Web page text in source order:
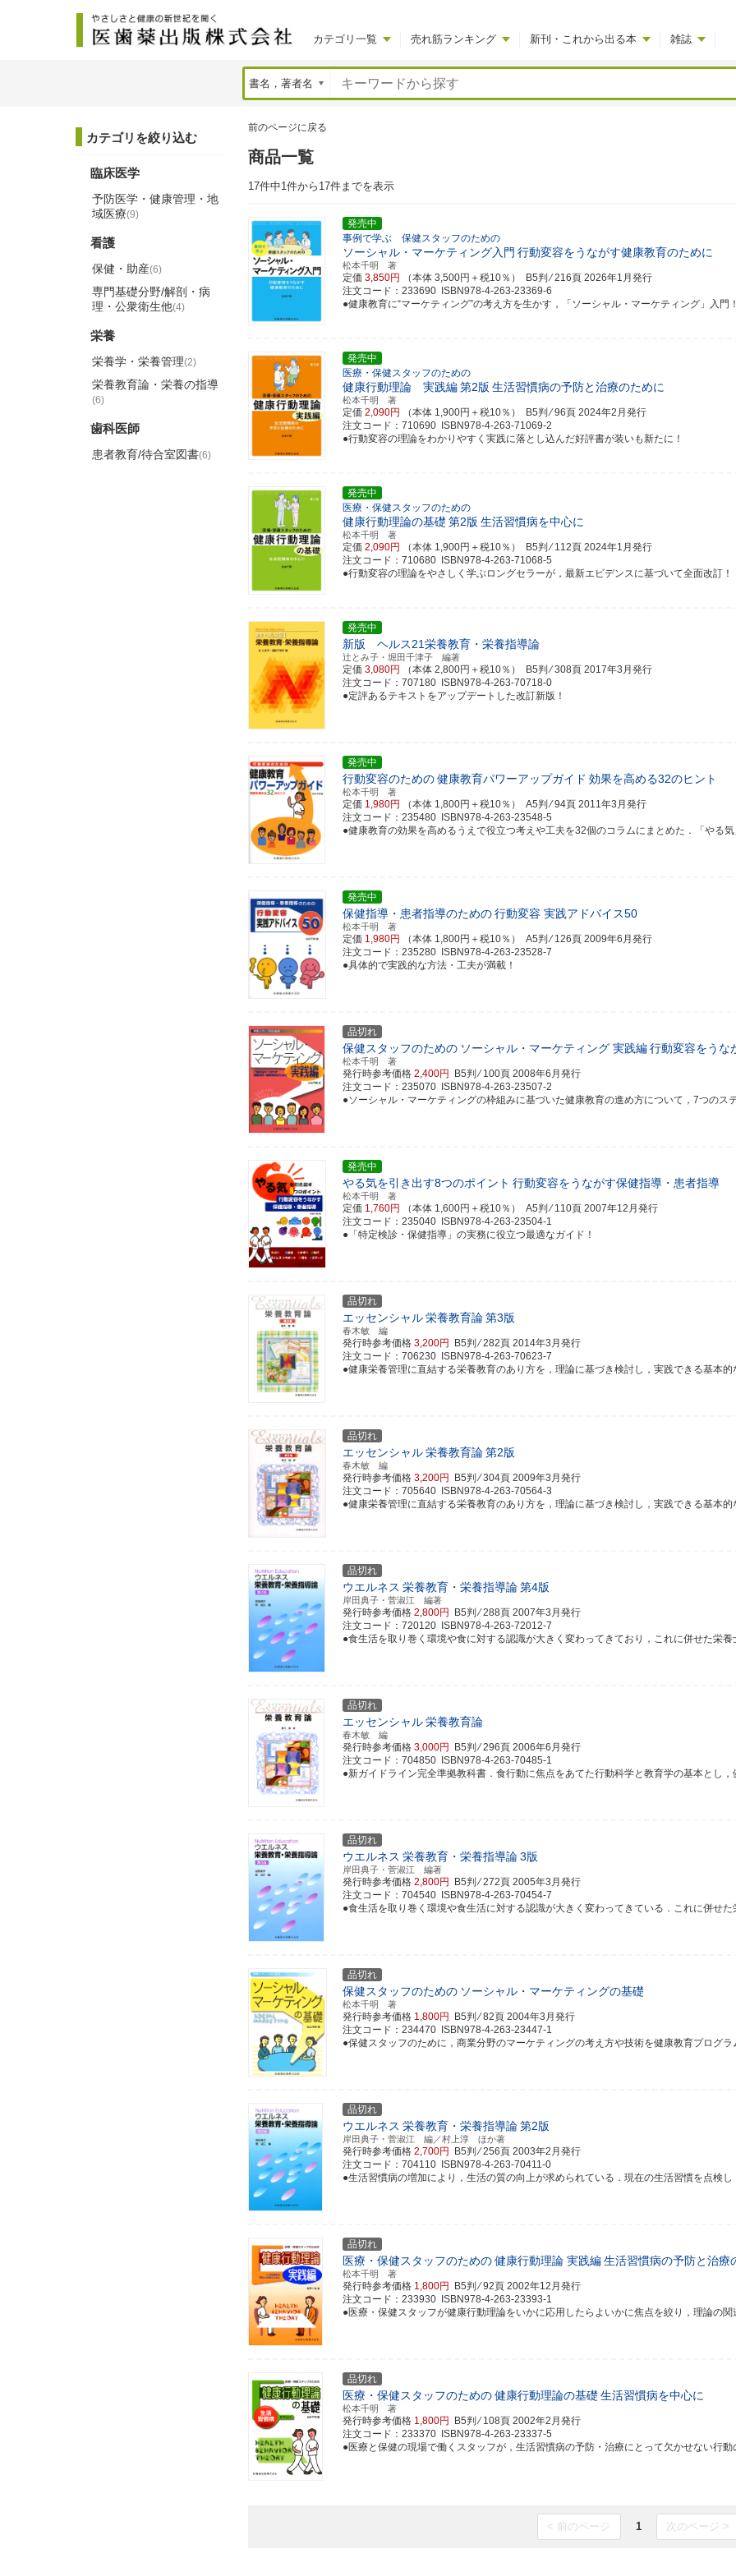
カテゴリ一覧 売れ筋ランキング 新刊・これから出る本 雑誌
前のページに戻る
商品一覧
17件中1件から17件までを表示
発売中
事例で学ぶ 保健スタッフのための
ソーシャル・マーケティング入門 行動変容をうながす健康教育のために
松本千明 著
定価 3,850円 （本体 3,500円＋税10％） B5判 ⁄ 216頁 2026年1月発行
注文コード：233690 ISBN978-4-263-23369-6
●健康教育に“マーケティング”の考え方を生かす，「ソーシャル・マーケティング」入門！
発売中
医療・保健スタッフのための
健康行動理論 実践編第2版 生活習慣病の予防と治療のために
松本千明 著
定価 2,090円 （本体 1,900円＋税10％） B5判 ⁄ 96頁 2024年2月発行
注文コード：710690 ISBN978-4-263-71069-2
●行動変容の理論をわかりやすく実践に落とし込んだ好評書が装いも新たに！
発売中
医療・保健スタッフのための
健康行動理論の基礎 第2版 生活習慣病を中心に
松本千明 著
定価 2,090円 （本体 1,900円＋税10％） B5判 ⁄ 112頁 2024年1月発行
注文コード：710680 ISBN978-4-263-71068-5
●行動変容の理論をやさしく学ぶロングセラーが，最新エビデンスに基づいて全面改訂！
発売中
新版 ヘルス21栄養教育・栄養指導論
辻とみ子・堀田千津子 編著
定価 3,080円 （本体 2,800円＋税10％） B5判 ⁄ 308頁 2017年3月発行
注文コード：707180 ISBN978-4-263-70718-0
●定評あるテキストをアップデートした改訂新版！
発売中
行動変容のための健康教育パワーアップガイド 効果を高める32のヒント
松本千明 著
定価 1,980円 （本体 1,800円＋税10％） A5判 ⁄ 94頁 2011年3月発行
注文コード：235480 ISBN978-4-263-23548-5
●健康教育の効果を高めるうえで役立つ考えや工夫を32個のコラムにまとめた．「やる
発売中
保健指導・患者指導のための行動変容 実践アドバイス50
松本千明 著
定価 1,980円 （本体 1,800円＋税10％） A5判 ⁄ 126頁 2009年6月発行
注文コード：235280 ISBN978-4-263-23528-7
●具体的で実践的な方法・工夫が満載！
品切れ
保健スタッフのための ソーシャル・マーケティング 実践編行動変容をうな
松本千明 著
発行時参考価格 2,400円 B5判 ⁄ 100頁 2008年6月発行
注文コード：235070 ISBN978-4-263-23507-2
●ソーシャル・マーケティングの枠組みに基づいた健康教育の進め方について，7つのス
発売中
やる気を引き出す8つのポイント 行動変容をうながす保健指導・患者指導
松本千明 著
定価 1,760円 （本体 1,600円＋税10％） A5判 ⁄ 110頁 2007年12月発行
注文コード：235040 ISBN978-4-263-23504-1
●「特定検診・保健指導」の実務に役立つ最適なガイド！
品切れ
エッセンシャル栄養教育論第3版
春木敏 編
発行時参考価格 3,200円 B5判 ⁄ 282頁 2014年3月発行
注文コード：706230 ISBN978-4-263-70623-7
●健康栄養管理に直結する栄養教育のあり方を，理論に基づき検討し，実践できる基本
品切れ
エッセンシャル栄養教育論第2版
春木敏 編
発行時参考価格 3,200円 B5判 ⁄ 304頁 2009年3月発行
注文コード：705640 ISBN978-4-263-70564-3
●健康栄養管理に直結する栄養教育のあり方を，理論に基づき検討し，実践できる基本
品切れ
ウエルネス 栄養教育・栄養指導論第4版
岸田典子・菅淑江 編著
発行時参考価格 2,800円 B5判 ⁄ 288頁 2007年3月発行
注文コード：720120 ISBN978-4-263-72012-7
●食生活を取り巻く環境や食に対する認識が大きく変わってきており，これに併せた栄
品切れ
エッセンシャル栄養教育論
春木敏 編
発行時参考価格 3,000円 B5判 ⁄ 296頁 2006年6月発行
注文コード：704850 ISBN978-4-263-70485-1
●新ガイドライン完全準拠教科書．食行動に焦点をあてた行動科学と教育学の基本とし
品切れ
ウエルネス 栄養教育・栄養指導論3版
岸田典子・菅淑江 編著
発行時参考価格 2,800円 B5判 ⁄ 272頁 2005年3月発行
注文コード：704540 ISBN978-4-263-70454-7
●食生活を取り巻く環境や食生活に対する認識が大きく変わってきている．これに併せ
品切れ
保健スタッフのための ソーシャル・マーケティングの基礎
松本千明 著
発行時参考価格 1,800円 B5判 ⁄ 82頁 2004年3月発行
注文コード：234470 ISBN978-4-263-23447-1
●保健スタッフのために，商業分野のマーケティングの考え方や技術を健康教育プログ
品切れ
ウエルネス 栄養教育・栄養指導論第2版
岸田典子・菅淑江 編／村上淳 ほか著
発行時参考価格 2,700円 B5判 ⁄ 256頁 2003年2月発行
注文コード：704110 ISBN978-4-263-70411-0
●生活習慣病の増加により，生活の質の向上が求められている．現在の生活習慣を点検
品切れ
医療・保健スタッフのための健康行動理論 実践編生活習慣病の予防と治療
松本千明 著
発行時参考価格 1,800円 B5判 ⁄ 92頁 2002年12月発行
注文コード：233930 ISBN978-4-263-23393-1
●医療・保健スタッフが健康行動理論をいかに応用したらよいかに焦点を絞り，理論の
品切れ
医療・保健スタッフのための健康行動理論の基礎 生活習慣病を中心に
松本千明 著
発行時参考価格 1,800円 B5判 ⁄ 108頁 2002年2月発行
注文コード：233370 ISBN978-4-263-23337-5
●医療と保健の現場で働くスタッフが，生活習慣病の予防・治療にとって欠かせない行
< 前のページ 1 次のページ >
カテゴリを絞り込む
臨床医学
予防医学・健康管理・地
域医療(9)
看護
保健・助産(6)
専門基礎分野/解剖・病
理・公衆衛生他(4)
栄養
栄養学・栄養管理(2)
栄養教育論・栄養の指導
(6)
歯科医師
患者教育/待合室図書(6)